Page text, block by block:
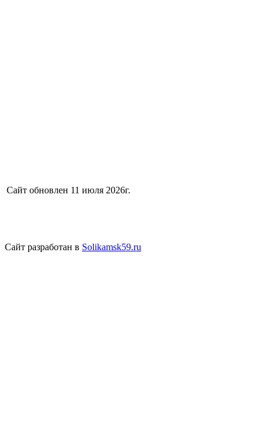
Сайт обновлен 11 июля 2026г.
Сайт разработан в Solikamsk59.ru